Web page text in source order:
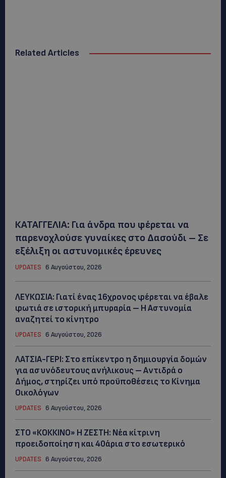
Related Articles
ΚΑΤΑΓΓΕΛΙΑ: Για άνδρα που φέρεται να
παρενοχλούσε γυναίκες στο Δασούδι – Σε
εξέλιξη οι αστυνομικές έρευνες
UPDATES 6 Αυγούστου, 2026
ΛΕΥΚΩΣΙΑ: Γιατί ένας 16χρονος φέρεται να έβαλε
φωτιά σε ιστορική μπυραρία – Η Αστυνομία
αναζητεί το κίνητρο
UPDATES 6 Αυγούστου, 2026
ΛΑΤΣΙΑ-ΓΕΡΙ: Στο επίκεντρο η δημιουργία δομών
για ασυνόδευτους ανήλικους – Αντιδρά ο
Δήμος, στηρίζει υπό προϋποθέσεις το Κίνημα
Οικολόγων
UPDATES 6 Αυγούστου, 2026
ΣΤΟ «ΚΟΚΚΙΝΟ» Η ΖΕΣΤΗ: Νέα κίτρινη
προειδοποίηση και 40άρια στο εσωτερικό
UPDATES 6 Αυγούστου, 2026